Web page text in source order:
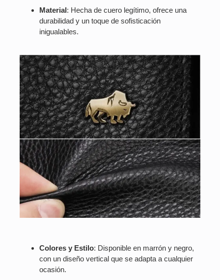
Material: Hecha de cuero legítimo, ofrece una
durabilidad y un toque de sofisticación
inigualables.
Colores y Estilo: Disponible en marrón y negro,
con un diseño vertical que se adapta a cualquier
ocasión.